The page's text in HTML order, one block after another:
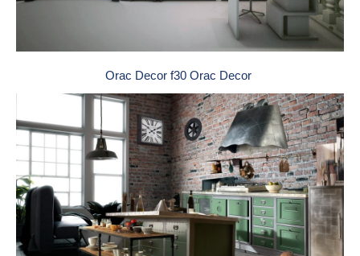
Orac Decor f30 Orac Decor